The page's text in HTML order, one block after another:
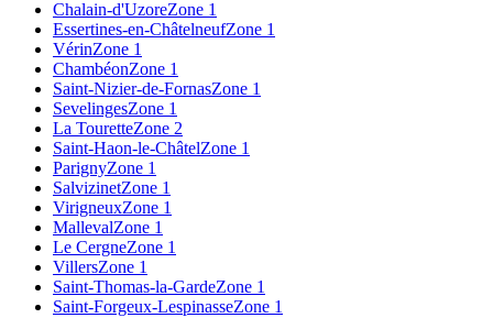
Chalain-d'UzoreZone 1
Essertines-en-ChâtelneufZone 1
VérinZone 1
ChambéonZone 1
Saint-Nizier-de-FornasZone 1
SevelingesZone 1
La TouretteZone 2
Saint-Haon-le-ChâtelZone 1
ParignyZone 1
SalvizinetZone 1
VirigneuxZone 1
MallevalZone 1
Le CergneZone 1
VillersZone 1
Saint-Thomas-la-GardeZone 1
Saint-Forgeux-LespinasseZone 1